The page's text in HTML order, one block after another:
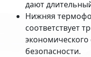
дают
Нижняя
соответствует
безопасности.